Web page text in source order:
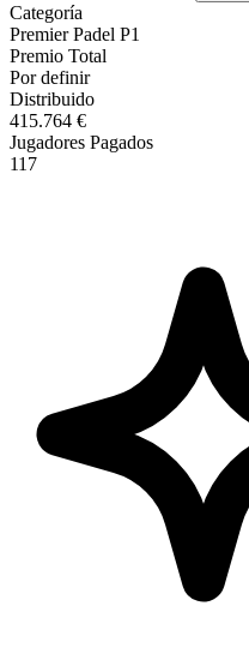
Categoría
Premier Padel P1
Premio Total
Por definir
Distribuido
415.764 €
Jugadores Pagados
117